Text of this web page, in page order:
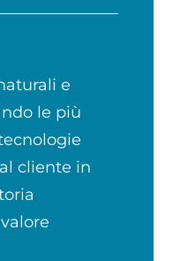
e
le più
cliente in